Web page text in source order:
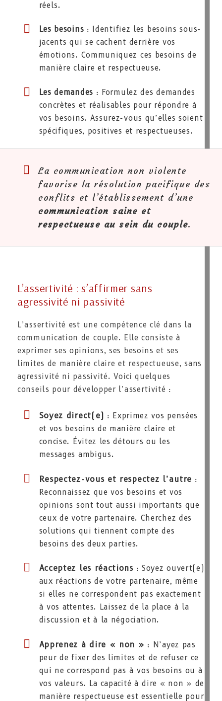
réels.
Les besoins : Identifiez les besoins sous-
jacents qui se cachent derrière vos
émotions. Communiquez ces besoins de
manière claire et respectueuse.
Les demandes : Formulez des demandes
concrètes et réalisables pour répondre à
vos besoins. Assurez-vous qu’elles soient
spécifiques, positives et respectueuses.
La communication non violente
favorise la résolution pacifique des
conflits et l’établissement d’une
communication saine et
respectueuse au sein du couple.
L’assertivité : s’affirmer sans
agressivité ni passivité
L’assertivité est une compétence clé dans la
communication de couple. Elle consiste à
exprimer ses opinions, ses besoins et ses
limites de manière claire et respectueuse, sans
agressivité ni passivité. Voici quelques
conseils pour développer l’assertivité :
Soyez direct(e) : Exprimez vos pensées
et vos besoins de manière claire et
concise. Évitez les détours ou les
messages ambigus.
Respectez-vous et respectez l’autre :
Reconnaissez que vos besoins et vos
opinions sont tout aussi importants que
ceux de votre partenaire. Cherchez des
solutions qui tiennent compte des
besoins des deux parties.
Acceptez les réactions : Soyez ouvert(e)
aux réactions de votre partenaire, même
si elles ne correspondent pas exactement
à vos attentes. Laissez de la place à la
discussion et à la négociation.
Apprenez à dire « non » : N’ayez pas
peur de fixer des limites et de refuser ce
qui ne correspond pas à vos besoins ou à
vos valeurs. La capacité à dire « non » de
manière respectueuse est essentielle pour